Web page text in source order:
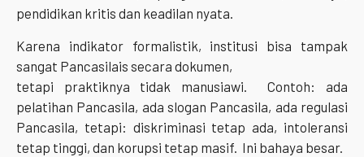
pendidikan kritis dan keadilan nyata.
Karena indikator formalistik, institusi bisa tampak
sangat Pancasilais secara dokumen,
tetapi praktiknya tidak manusiawi. Contoh: ada
pelatihan Pancasila, ada slogan Pancasila, ada regulasi
Pancasila, tetapi: diskriminasi tetap ada, intoleransi
tetap tinggi, dan korupsi tetap masif. Ini bahaya besar.